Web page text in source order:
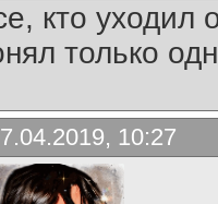
кто уходил
только
10:27